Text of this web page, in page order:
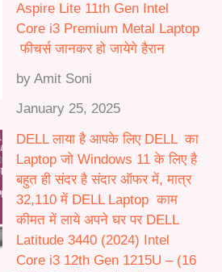
Aspire Lite 11th Gen Intel
Core i3 Premium Metal Laptop
फीचर्स जानकर हो जायेगे हैरान
by Amit Soni
January 25, 2025
DELL लाया है आपके लिए DELL का
Laptop जो Windows 11 के लिए है
बहुत ही संदर है संदार ऑफर में, मात्र
32,110 में DELL Laptop काम
कीमत में लाये अपने घर पर DELL
Latitude 3440 (2024) Intel
Core i3 12th Gen 1215U – (16